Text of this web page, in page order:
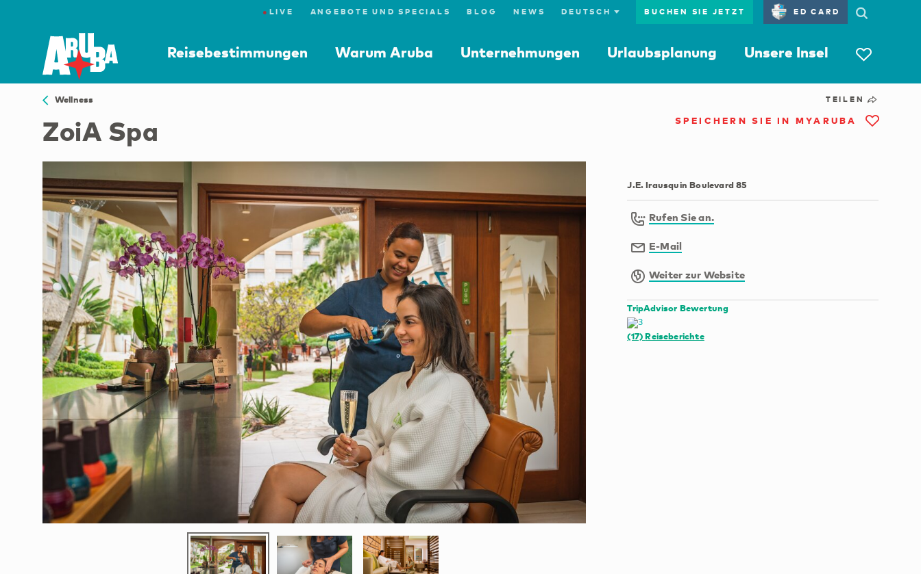
● LIVE ANGEBOTE UND SPECIALS BLOG NEWS BUCHEN SIE JETZT ED CARD
Reisebestimmungen Warum Aruba Unternehmungen Urlaubsplanung Unsere Insel
Wellness
ZoiA Spa
TEILEN
SPEICHERN SIE IN MYARUBA
J.E. Irausquin Boulevard 85
Rufen Sie an.
E-Mail
Weiter zur Website
TripAdvisor Bewertung
(17)Reiseberichte